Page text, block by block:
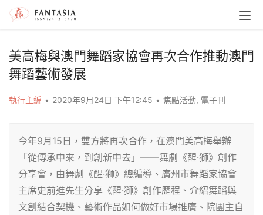
美高梅與澳門舞蹈家協會再次合作推動澳門
舞蹈藝術發展
執行主編 • 2020年9月24日 下午12:45 • 焦點活動, 電子刊
今年9月15日，雙方將再次合作，在澳門美高梅舉辦
「從傳承中來，到創新中去」——舞劇《醒·獅》創作
分享會，由舞劇《醒·獅》總編導、廣州市舞蹈家協會
主席史前進先生分享《醒·獅》創作歷程、介紹舞蹈與
文創結合契機、藝術作品如何做好市場推廣、院團主自